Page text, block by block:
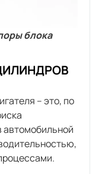
блока
– это, по
автомобильной